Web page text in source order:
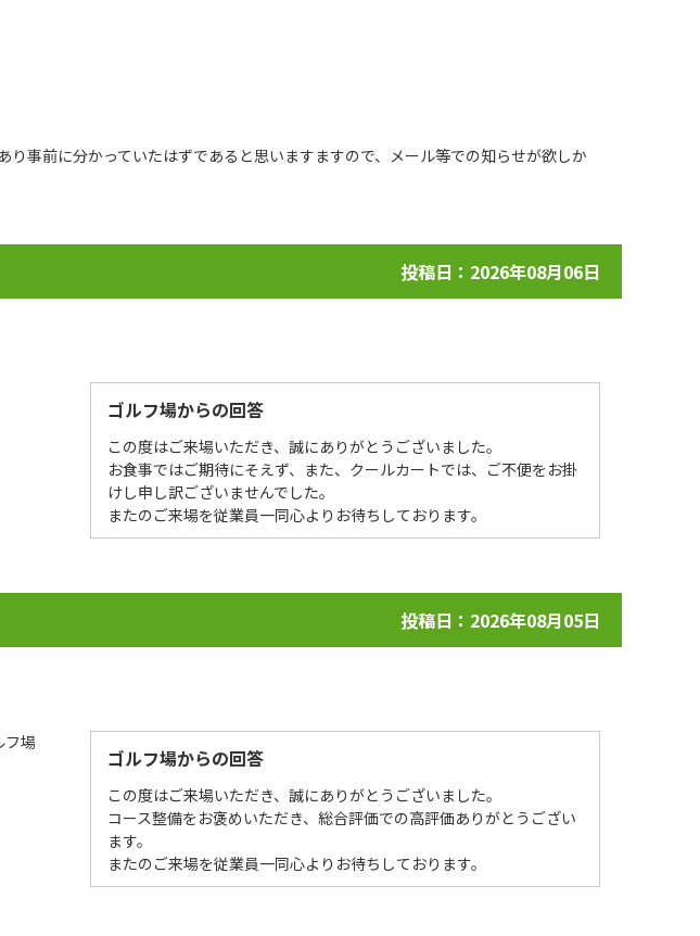
事前に分かっていたはずであると思いますますので、メール等での知らせが欲しか
投稿日：2026年08月06日
ゴルフ場からの回答
この度はご来場いただき、誠にありがとうございました。
お食事ではご期待にそえず、また、クールカートでは、ご不便をお掛
けし申し訳ございませんでした。
またのご来場を従業員一同心よりお待ちしております。
投稿日：2026年08月05日
フ場
ゴルフ場からの回答
この度はご来場いただき、誠にありがとうございました。
コース整備をお褒めいただき、総合評価での高評価ありがとうござい
ます。
またのご来場を従業員一同心よりお待ちしております。